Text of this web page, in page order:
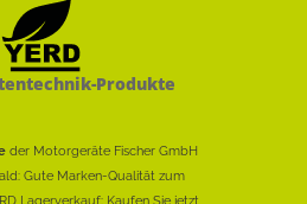
Produkte
der Motorgeräte Fischer GmbH
Gute Marken-Qualität zum
Lagerverkauf: Kaufen Sie jetzt